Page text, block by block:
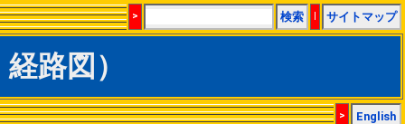
> 検索 | サイトマップ
路図）
> English